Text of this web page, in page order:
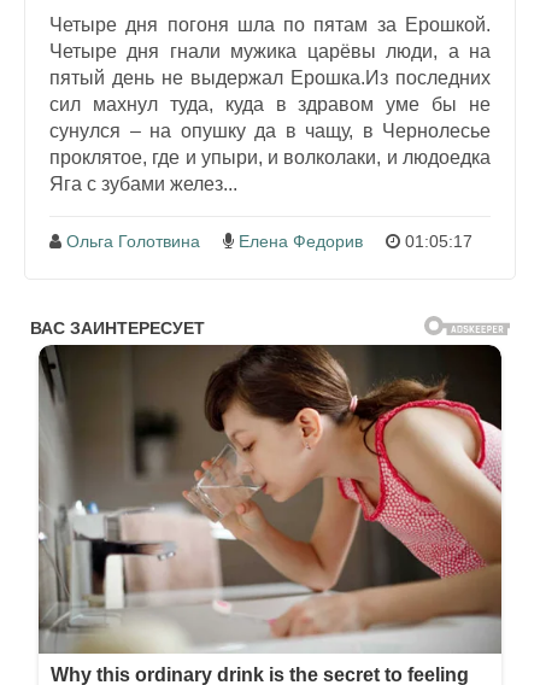
Четыре дня погоня шла по пятам за Ерошкой.
Четыре дня гнали мужика царёвы люди, а на
пятый день не выдержал Ерошка.Из последних
сил махнул туда, куда в здравом уме бы не
сунулся – на опушку да в чащу, в Чернолесье
проклятое, где и упыри, и волколаки, и людоедка
Яга с зубами желез...
Ольга Голотвина Елена Федорив 01:05:17